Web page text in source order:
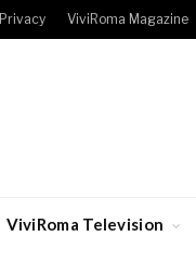
Privacy ViviRoma Magazine
ViviRoma Television